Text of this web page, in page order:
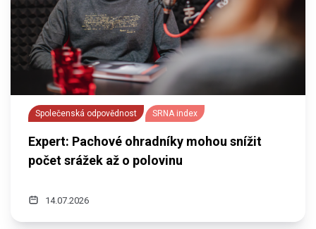
Společenská odpovědnost SRNA index
Expert: Pachové ohradníky mohou snížit
počet srážek až o polovinu
14.07.2026